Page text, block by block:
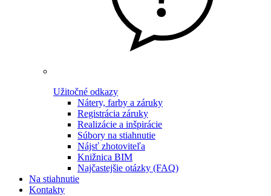
Užitočné odkazy
Nátery, farby a záruky
Registrácia záruky
Realizácie a inšpirácie
Súbory na stiahnutie
Nájsť zhotoviteľa
Knižnica BIM
Najčastejšie otázky (FAQ)
Na stiahnutie
Kontakty